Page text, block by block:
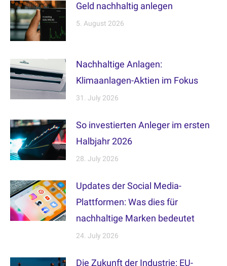
Geld nachhaltig anlegen
5. August 2026
Nachhaltige Anlagen:
Klimaanlagen-Aktien im Fokus
31. July 2026
So investierten Anleger im ersten
Halbjahr 2026
28. July 2026
Updates der Social Media-
Plattformen: Was dies für
nachhaltige Marken bedeutet
24. July 2026
Die Zukunft der Industrie: EU-